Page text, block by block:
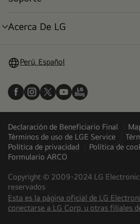
alternar
Acerca De LG
alternar
Perú, Español
Declaración de Beneficiario Final
Términos de uso de LGE Service
Política de privacidad
Política de
Formulario ARCO
Copyright © 2009-2024 LG
reservados
Esta es la página oficial de LG
conectarse a LG Corp. u otras filiales